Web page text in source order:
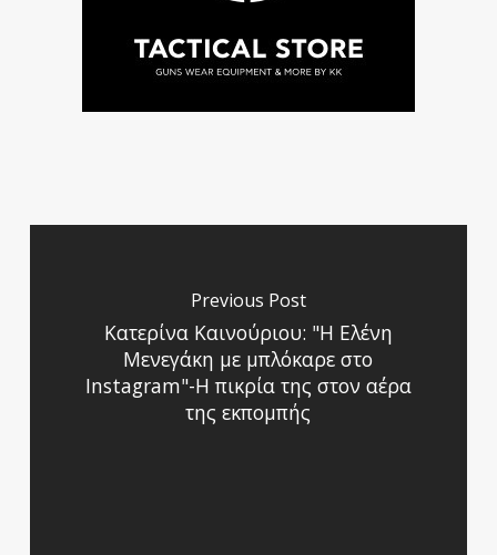
Previous Post
Κατερίνα Καινούριου: "Η Ελένη
Μενεγάκη με μπλόκαρε στο
Instagram"-Η πικρία της στον αέρα
της εκπομπής